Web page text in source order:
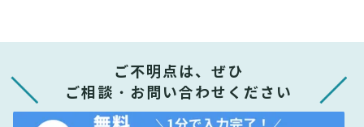
ご不明点は、ぜひ
ご相談・お問い合わせください